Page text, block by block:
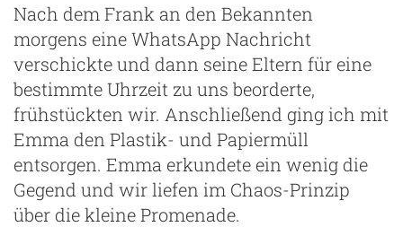
Nach dem Frank an den Bekannten
morgens eine WhatsApp Nachricht
verschickte und dann seine Eltern für eine
bestimmte Uhrzeit zu uns beorderte,
frühstückten wir. Anschließend ging ich mit
Emma den Plastik- und Papiermüll
entsorgen. Emma erkundete ein wenig die
Gegend und wir liefen im Chaos-Prinzip
über die kleine Promenade.